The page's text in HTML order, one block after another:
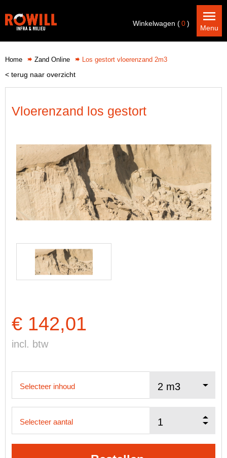
Winkelwagen (0)
Menu
Home Zand Online Los gestort vloerenzand 2m3
< terug naar overzicht
Vloerenzand los gestort
€ 142,01
incl. btw
Selecteer inhoud
Selecteer aantal